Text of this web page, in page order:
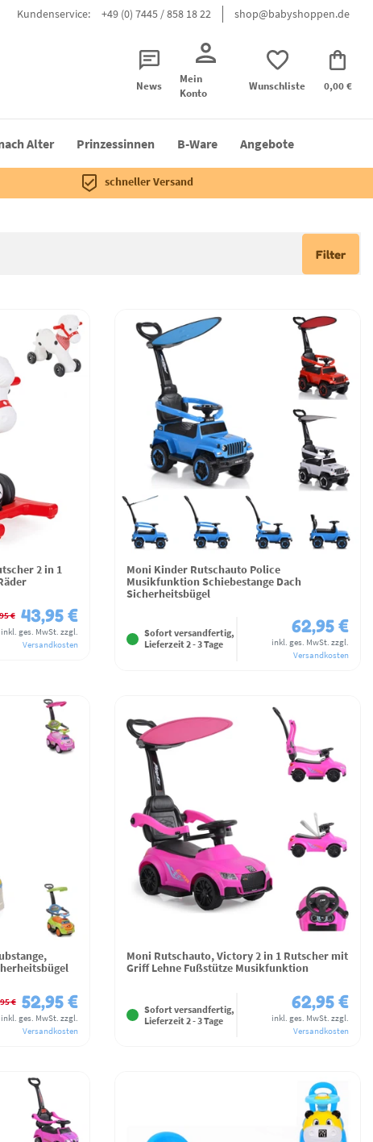
Kundenservice: +49 (0) 7445 / 858 18 22 shop@babyshoppen.de
News
Mein
Konto
Wunschliste 0,00 €
Alter Prinzessinnen B-Ware Angebote
schneller Versand
Filter
2 in 1
€ 43,95 €
inkl. ges. MwSt. zzgl.
Versandkosten
Moni Kinder Rutschauto Police
Musikfunktion Schiebestange Dach
Sicherheitsbügel
Sofort versandfertig,
Lieferzeit 2 - 3 Tage
62,95 €
inkl. ges. MwSt. zzgl.
Versandkosten
€ 52,95 €
inkl. ges. MwSt. zzgl.
Versandkosten
Moni Rutschauto, Victory 2 in 1 Rutscher mit
Griff Lehne Fußstütze Musikfunktion
Sofort versandfertig,
Lieferzeit 2 - 3 Tage
62,95 €
inkl. ges. MwSt. zzgl.
Versandkosten